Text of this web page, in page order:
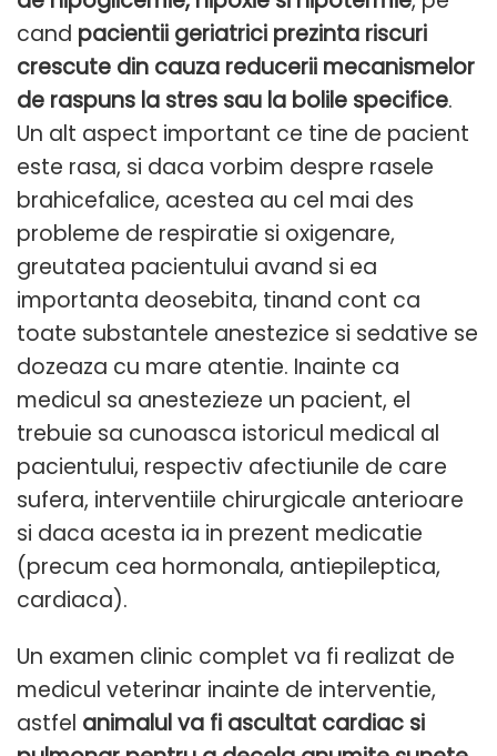
cand pacientii geriatrici prezinta riscuri
crescute din cauza reducerii mecanismelor
de raspuns la stres sau la bolile specifice.
Un alt aspect important ce tine de pacient
este rasa, si daca vorbim despre rasele
brahicefalice, acestea au cel mai des
probleme de respiratie si oxigenare,
greutatea pacientului avand si ea
importanta deosebita, tinand cont ca
toate substantele anestezice si sedative se
dozeaza cu mare atentie. Inainte ca
medicul sa anestezieze un pacient, el
trebuie sa cunoasca istoricul medical al
pacientului, respectiv afectiunile de care
sufera, interventiile chirurgicale anterioare
si daca acesta ia in prezent medicatie
(precum cea hormonala, antiepileptica,
cardiaca).
Un examen clinic complet va fi realizat de
medicul veterinar inainte de interventie,
astfel animalul va fi ascultat cardiac si